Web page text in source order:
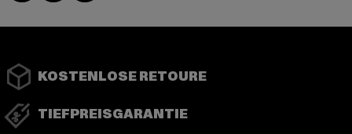
KOSTENLOSE RETOURE
TIEFPREISGARANTIE